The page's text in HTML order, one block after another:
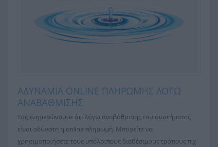
ΑΔΥΝΑΜΙΑ ONLINE ΠΛΗΡΩΜΗΣ ΛΟΓΩ
ΑΝΑΒΑΘΜΙΣΗΣ
Σας ενημερώνουμε ότι λόγω αναβάθμισης του συστήματος
είναι αδύνατη η online πληρωμή. Μπορείτε να
χρησιμοποιήσετε τους υπόλοιπους διαθέσιμους τρόπους π.χ.